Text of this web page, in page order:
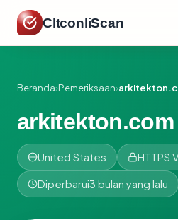
CltconliScan
Beranda›Pemeriksaan›
arkitekton.com
United States HTTPS
Diperbarui3 bulan yang lalu